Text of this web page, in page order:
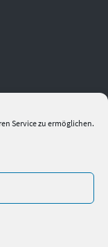
Service zu ermöglichen.